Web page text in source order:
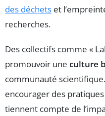
des déchets et
recherches.
Des collectifs comme «
promouvoir une culture
communauté
encourager des
tiennent compte de